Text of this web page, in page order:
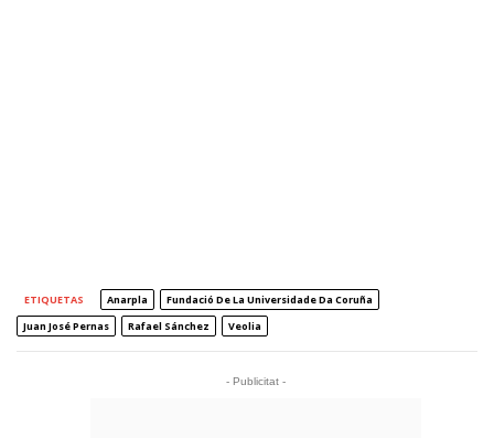
ETIQUETAS Anarpla
Fundació De La Universidade Da Coruña
Juan José Pernas
Rafael Sánchez Veolia
- Publicitat -